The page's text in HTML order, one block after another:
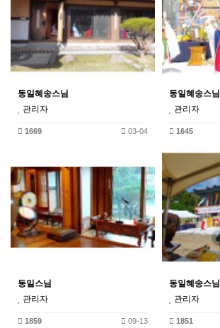
동일혜송스님
관리자
1669 03-04
동일혜송스님
관리자
1645
동일스님
관리자
1859 09-13
동일혜송스님
관리자
1851